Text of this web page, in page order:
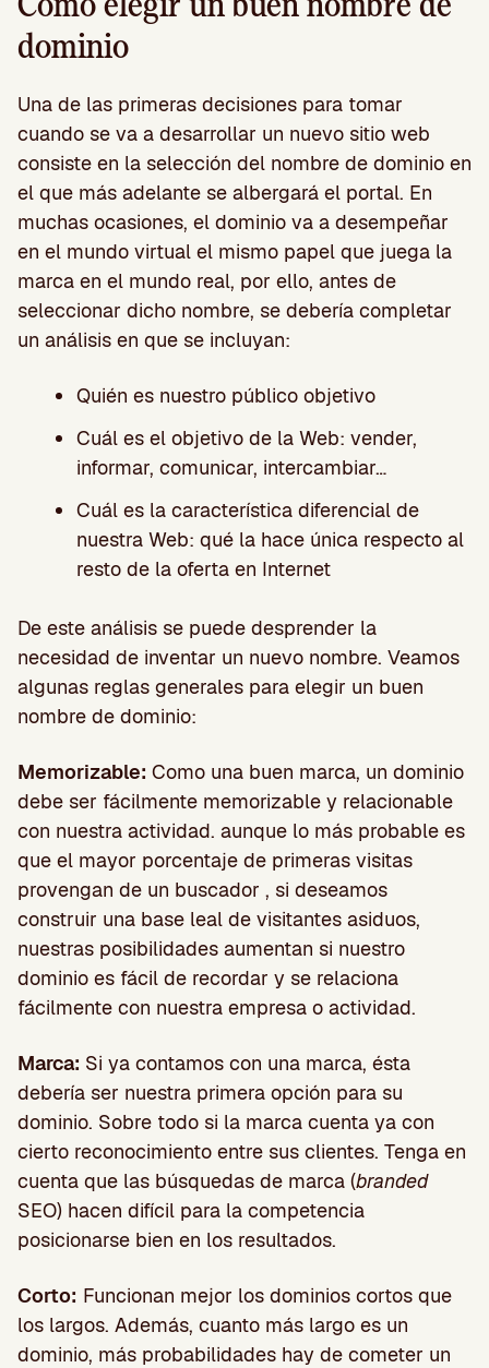
dominio
Una de las primeras decisiones para tomar
cuando se va a desarrollar un nuevo sitio web
consiste en la selección del nombre de dominio en
el que más adelante se albergará el portal. En
muchas ocasiones, el dominio va a desempeñar
en el mundo virtual el mismo papel que juega la
marca en el mundo real, por ello, antes de
seleccionar dicho nombre, se debería completar
un análisis en que se incluyan:
Quién es nuestro público objetivo
Cuál es el objetivo de la Web: vender,
informar, comunicar, intercambiar…
Cuál es la característica diferencial de
nuestra Web: qué la hace única respecto al
resto de la oferta en Internet
De este análisis se puede desprender la
necesidad de inventar un nuevo nombre. Veamos
algunas reglas generales para elegir un buen
nombre de dominio:
Memorizable: Como una buen marca, un dominio
debe ser fácilmente memorizable y relacionable
con nuestra actividad. aunque lo más probable es
que el mayor porcentaje de primeras visitas
provengan de un buscador , si deseamos
construir una base leal de visitantes asiduos,
nuestras posibilidades aumentan si nuestro
dominio es fácil de recordar y se relaciona
fácilmente con nuestra empresa o actividad.
Marca: Si ya contamos con una marca, ésta
debería ser nuestra primera opción para su
dominio. Sobre todo si la marca cuenta ya con
cierto reconocimiento entre sus clientes. Tenga en
cuenta que las búsquedas de marca (branded
SEO) hacen difícil para la competencia
posicionarse bien en los resultados.
Corto: Funcionan mejor los dominios cortos que
los largos. Además, cuanto más largo es un
dominio, más probabilidades hay de cometer un